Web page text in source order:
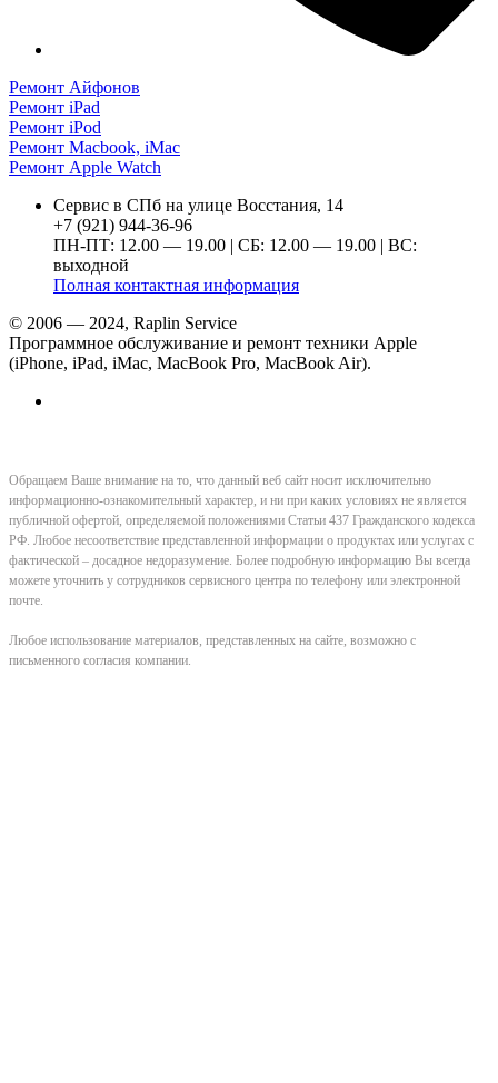
Ремонт Айфонов
Ремонт iPad
Ремонт iPod
Ремонт Macbook, iMac
Ремонт Apple Watch
Сервис в СПб на улице Восстания, 14
+7 (921) 944-36-96
ПН-ПТ: 12.00 — 19.00 | СБ: 12.00 — 19.00 | ВС:
выходной
Полная контактная информация
© 2006 — 2024, Raplin Service
Программное обслуживание и ремонт техники Apple
(iPhone, iPad, iMac, MacBook Pro, MacBook Air).
Обращаем Ваше внимание на то, что данный веб сайт носит исключительно
информационно-ознакомительный характер, и ни при каких условиях не является
публичной офертой, определяемой положениями Статьи 437 Гражданского кодекса
РФ. Любое несоответствие представленной информации о продуктах или услугах с
фактической – досадное недоразумение. Более подробную информацию Вы всегда
можете уточнить у сотрудников сервисного центра по телефону или электронной
почте.
Любое использование материалов, представленных на сайте, возможно с
письменного согласия компании.